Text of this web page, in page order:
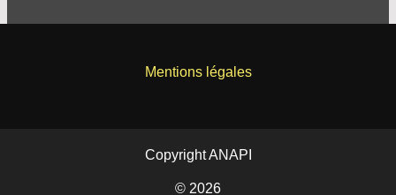
Mentions légales
Copyright ANAPI
© 2026